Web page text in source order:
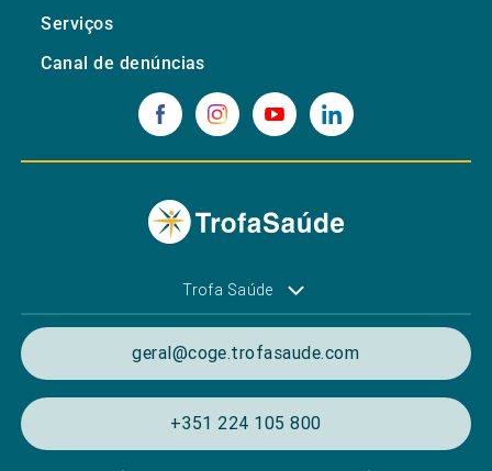
Serviços
Canal de denúncias
Trofa Saúde
geral@coge.trofasaude.com
+351 224 105 800